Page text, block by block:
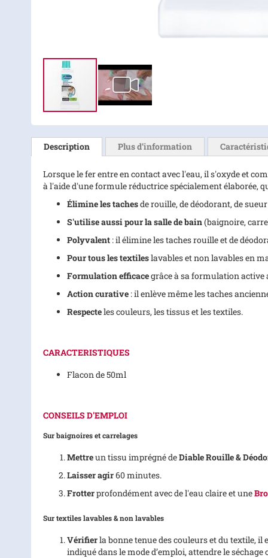
the
beginning
the
images
gallery
Description
Lorsque le fer entre en contact avec l'eau, il s'oxyde et
à l'aide d'une formule réductrice spécialement élaborée,
Élimine les tachesde rouille, de déodorant, de
S'utilise aussi pour la salle de bain(baignoire,
Polyvalent : il élimine les taches rouille et de
Pour tous les textileslavables et non lavables en
Formulation efficacegrâce à sa formulation
Action curative : il enlève même les taches
Respecteles couleurs, les tissus et les textiles.
CARACTERISTIQUES
Flacon de 50ml
CONSEILS D'EMPLOI
Sur baignoires et carrelages
Mettreun tissu imprégné deDiable Rouille &
Laisser agir60 minutes.
Frotterprofondément avec de l'eau claire et une
Sur textiles lavables & non lavables
Vérifierla bonne tenue des couleurs et du textile,
indiqué dans le mode d’emploi, attendre le
Plus d’information